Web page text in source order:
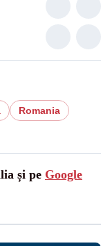
Romania
și pe Google